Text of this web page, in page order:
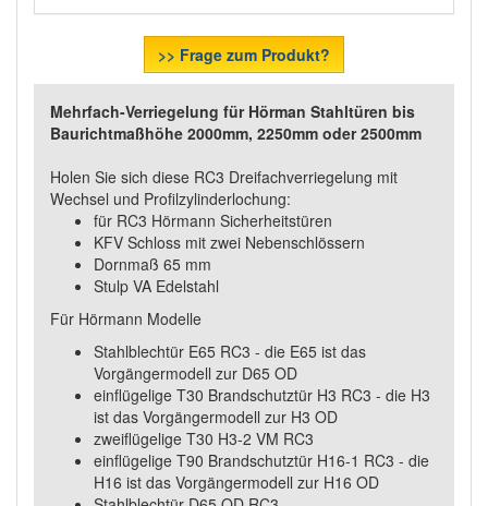
>> Frage zum Produkt?
Mehrfach-Verriegelung für Hörman Stahltüren bis
Baurichtmaßhöhe 2000mm, 2250mm oder 2500mm
Holen Sie sich diese RC3 Dreifachverriegelung mit
Wechsel und Profilzylinderlochung:
für RC3 Hörmann Sicherheitstüren
KFV Schloss mit zwei Nebenschlössern
Dornmaß 65 mm
Stulp VA Edelstahl
Für Hörmann Modelle
Stahlblechtür E65 RC3 - die E65 ist das
Vorgängermodell zur D65 OD
einflügelige T30 Brandschutztür H3 RC3 - die H3
ist das Vorgängermodell zur H3 OD
zweiflügelige T30 H3-2 VM RC3
einflügelige T90 Brandschutztür H16-1 RC3 - die
H16 ist das Vorgängermodell zur H16 OD